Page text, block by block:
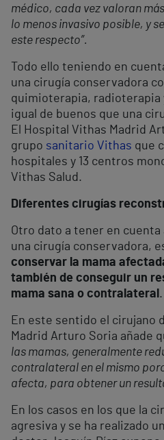
médico, cada vez valoran
lo menos invasivo posible, y
este respecto”.
Todo ello teniendo en
una cirugía conservadora
quimioterapia, radioterapia
igual de buenos que una
El Hospital Vithas Madrid
grupo sanitario Vithas que
hospitales y 13 centros
Vithas Salud.
Diferentes cirugías
Otro dato a tener en cuenta
una cirugía conservadora,
conservar la mama
también de conseguir un
mama sana o contralateral .
En este sentido el cirujano
Madrid Arturo Soria añade
las mamas, generalmente
contralateral en el mismo
afecta, para obtener un
En los casos en los que la
agresiva y se ha realizado